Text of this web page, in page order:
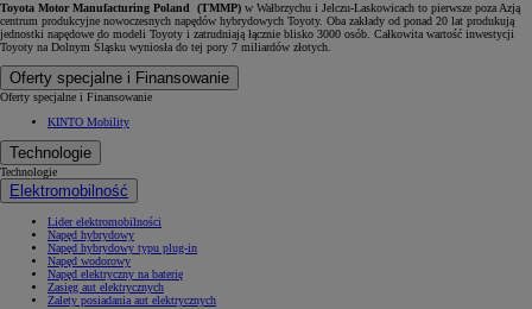
Toyota Motor Manufacturing Poland (TMMP) w Wałbrzychu i Jelczu-Laskowicach to pierwsze poza Azją
centrum produkcyjne nowoczesnych napędów hybrydowych Toyoty. Oba zakłady od ponad 20 lat produkują
jednostki napędowe do modeli Toyoty i zatrudniają łącznie blisko 3000 osób. Całkowita wartość inwestycji
Toyoty na Dolnym Śląsku wyniosła do tej pory 7 miliardów złotych.
Oferty specjalne i Finansowanie
Oferty specjalne i Finansowanie
KINTO Mobility
Technologie
Technologie
Elektromobilność
Lider elektromobilności
Napęd hybrydowy
Napęd hybrydowy typu plug-in
Napęd wodorowy
Napęd elektryczny na baterię
Zasięg aut elektrycznych
Zalety posiadania aut elektrycznych